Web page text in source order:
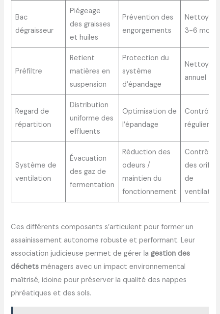
Bac
dégraisseur
Piégeage
des graisses
et huiles
Prévention des
engorgements
3-6 mois
Préfiltre
Retient
matières en
suspension
Protection du
système
d’épandage
annuel
Regard de
répartition
Distribution
uniforme des
effluents
Optimisation de
l’épandage
Contrôle
régulier
Système de
ventilation
Évacuation
des gaz de
fermentation
Réduction des
odeurs /
maintien du
fonctionnement
Contrôle
des
de
ventilation
Ces différents composants s’articulent pour former un
assainissement autonome robuste et performant. Leur
association judicieuse permet de gérer la gestion des
déchets ménagers avec un impact environnemental
maîtrisé, idoine pour préserver la qualité des nappes
phréatiques et des sols.